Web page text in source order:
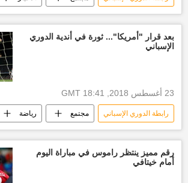
رياضة زين الدين زيدان
الدوري الإسباني زيدان
أخبار نادي ريال مدريد
بعد قرار "أمريكا"... ثورة في أندية الدوري
الإسباني
23 أغسطس 2018, 18:41 GMT
رابطة الدوري الإسباني مجتمع رياضة
الأخبار الدوري الإسباني أخبار إسبانيا
رقم مميز ينتظر راموس في مباراة اليوم
أمام خيتافي